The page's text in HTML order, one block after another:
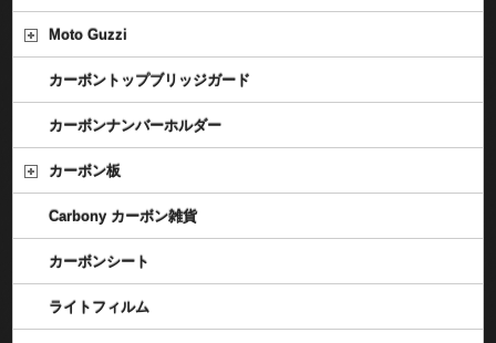
Moto Guzzi
カーボントップブリッジガード
カーボンナンバーホルダー
カーボン板
Carbony カーボン雑貨
カーボンシート
ライトフィルム